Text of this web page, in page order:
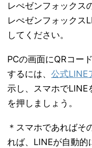
レぺゼンフォックス
レぺゼンフォックス
してください。
PCの画面にQRコー
するには、 公式LINE
示し、スマホでLINE
を押しましょう。
＊スマホであればそ
れば、LINEが自動的